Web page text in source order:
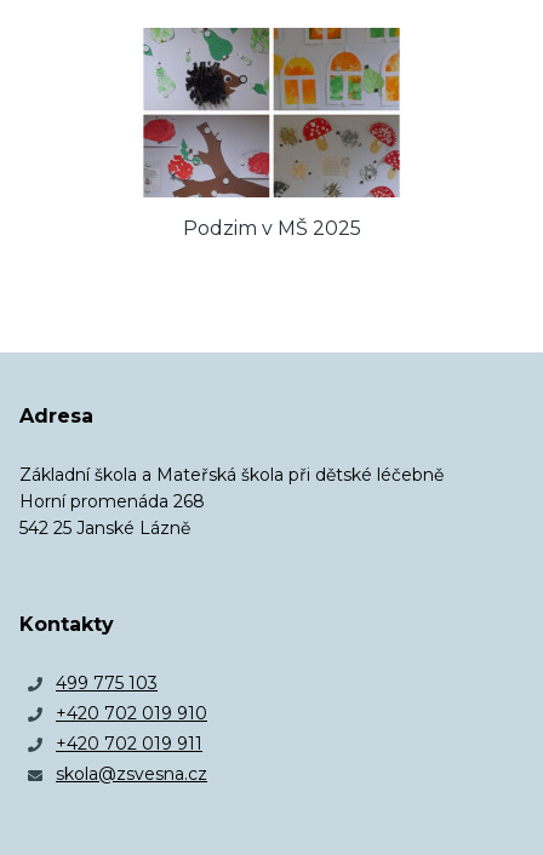
Podzim v MŠ 2025
Adresa
Základní škola a Mateřská škola při dětské léčebně
Horní promenáda 268
542 25 Janské Lázně
Kontakty
499 775 103
+420 702 019 910
+420 702 019 911
skola@zsvesna.cz